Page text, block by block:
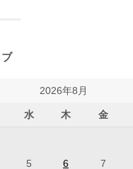
2026年8月
水 木 金
5 6 7